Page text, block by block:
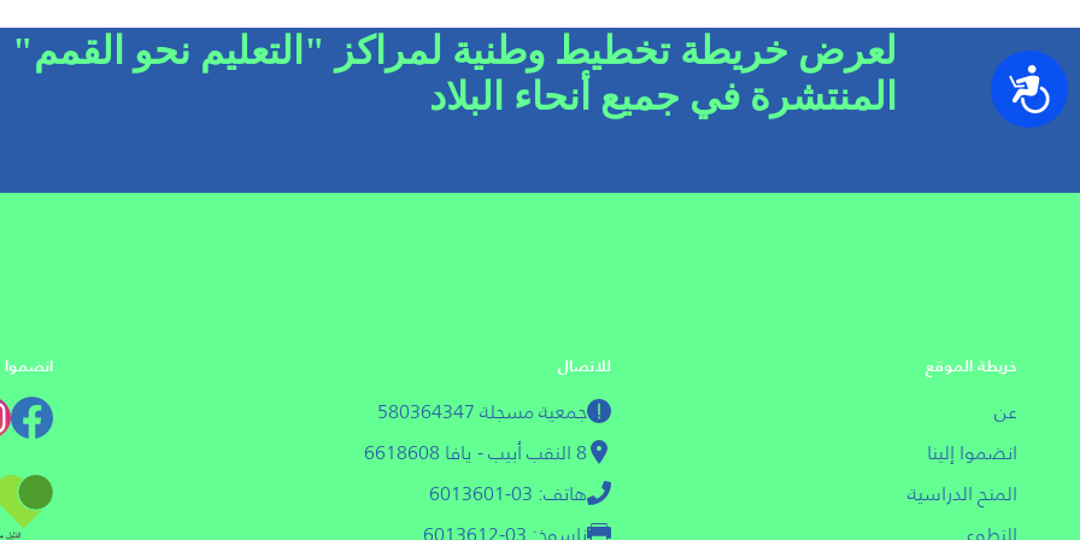
נגישות
لعرض خريطة تخطيط وطنية لمراكز "التعليم نحو القمم"
المنتشرة في جميع أنحاء البلاد
خريطة الموقع
عن
انضموا إلينا
المنح الدراسية
للاتصال
جمعية مسجلة 580364347
8 النقب أبيب - يافا 6618608
هاتف: 03-6013601
انضموا